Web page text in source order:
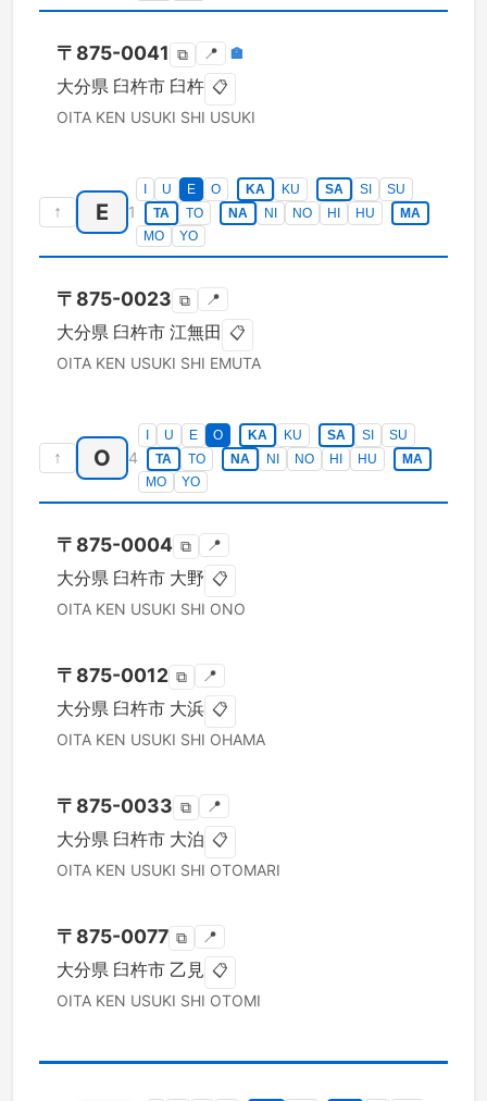
〒 875-0041 ⧉ 📍 🏣
大分県 臼杵市 臼杵 📋
OITA KEN USUKI SHI USUKI
↑ E 1
U E O KA KU SA SI
SU
TA
TO NA NI NO HI HU
MA
MO
YO
〒 875-0023 ⧉ 📍
大分県 臼杵市 江無田 📋
OITA KEN USUKI SHI EMUTA
↑ O 4
U E O KA KU SA SI
SU
TA
TO NA NI NO HI HU
MA
MO
YO
〒 875-0004 ⧉ 📍
大分県 臼杵市 大野 📋
OITA KEN USUKI SHI ONO
〒 875-0012 ⧉ 📍
大分県 臼杵市 大浜 📋
OITA KEN USUKI SHI OHAMA
〒 875-0033 ⧉ 📍
大分県 臼杵市 大泊 📋
OITA KEN USUKI SHI OTOMARI
〒 875-0077 ⧉ 📍
大分県 臼杵市 乙見 📋
OITA KEN USUKI SHI OTOMI